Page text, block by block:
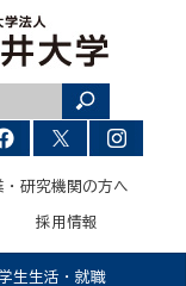
・研究機関の方へ
採用情報
生生活・就職